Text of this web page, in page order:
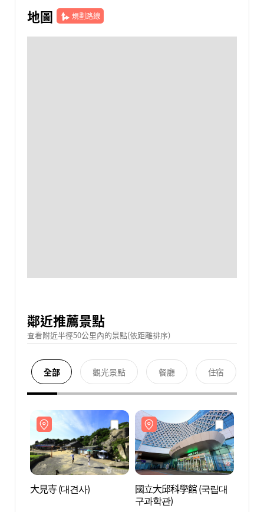
地圖 規劃路線
鄰近推薦景點
查看附近半徑50公里內的景點(依距離排序)
全部 觀光景點 餐廳 住宿
大見寺 (대견사)
國立大邱科學館 (국립대
구과학관)